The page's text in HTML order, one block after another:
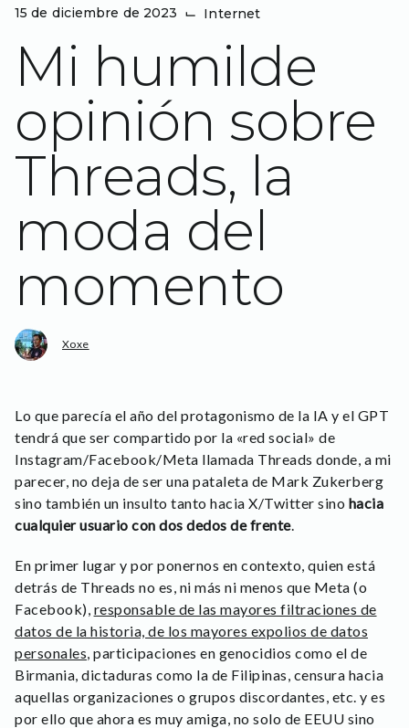
15 de diciembre de 2023 ⌙ Internet
Mi humilde
opinión sobre
Threads, la
moda del
momento
Xoxe
Lo que parecía el año del protagonismo de la IA y el GPT
tendrá que ser compartido por la «red social» de
Instagram/Facebook/Meta llamada Threads donde, a mi
parecer, no deja de ser una pataleta de Mark Zukerberg
sino también un insulto tanto hacia X/Twitter sino hacia
cualquier usuario con dos dedos de frente.
En primer lugar y por ponernos en contexto, quien está
detrás de Threads no es, ni más ni menos que Meta (o
Facebook), responsable de las mayores filtraciones de
datos de la historia, de los mayores expolios de datos
personales , participaciones en genocidios como el de
Birmania, dictaduras como la de Filipinas, censura hacia
aquellas organizaciones o grupos discordantes, etc. y es
por ello que ahora es muy amiga, no solo de EEUU sino